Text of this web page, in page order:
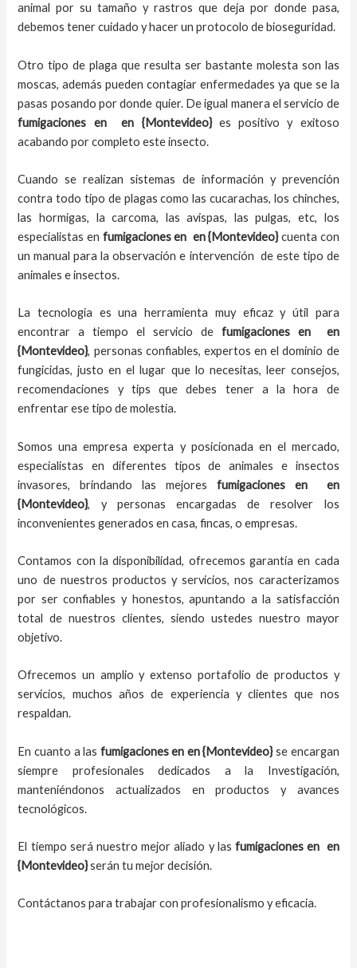
animal por su tamaño y rastros que deja por donde pasa,
debemos tener cuidado y hacer un protocolo de bioseguridad.
Otro tipo de plaga que resulta ser bastante molesta son las
moscas, además pueden contagiar enfermedades ya que se la
pasas posando por donde quier. De igual manera el servicio de
fumigaciones enen {Montevideo}es positivo y exitoso
acabando por completo este insecto.
Cuando se realizan sistemas de información y prevención
contra todo tipo de plagas como las cucarachas, los chinches,
las hormigas, la carcoma, las avispas, las pulgas, etc, los
especialistas en fumigaciones en en {Montevideo}cuenta con
un manual para la observación e intervención de este tipo de
animales e insectos.
La tecnología es una herramienta muy eficaz y útil para
encontrar a tiempo el servicio de fumigaciones enen
{Montevideo}, personas confiables, expertos en el dominio de
fungicidas, justo en el lugar que lo necesitas, leer consejos,
recomendaciones y tips que debes tener a la hora de
enfrentar ese tipo de molestia.
Somos una empresa experta y posicionada en el mercado,
especialistas en diferentes tipos de animales e insectos
invasores, brindando las mejores fumigaciones enen
{Montevideo}, y personas encargadas de resolver los
inconvenientes generados en casa, fincas, o empresas.
Contamos con la disponibilidad, ofrecemos garantía en cada
uno de nuestros productos y servicios, nos caracterizamos
por ser confiables y honestos, apuntando a la satisfacción
total de nuestros clientes, siendo ustedes nuestro mayor
objetivo.
Ofrecemos un amplio y extenso portafolio de productos y
servicios, muchos años de experiencia y clientes que nos
respaldan.
En cuanto a las fumigaciones en en {Montevideo}se encargan
siempre profesionales dedicados a la Investigación,
manteniéndonos actualizados en productos y avances
tecnológicos.
El tiempo será nuestro mejor aliado y las fumigaciones en en
{Montevideo}serán tu mejor decisión.
Contáctanos para trabajar con profesionalismo y eficacia.